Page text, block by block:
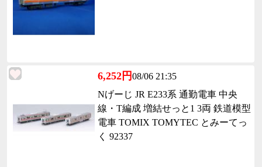
6,252円08/06 21:35
Nげーじ JR E233系 通勤電車 中央
線・T編成 増結せっと1 3両 鉄道模型
電車 TOMIX TOMYTEC とみーてっ
く 92337